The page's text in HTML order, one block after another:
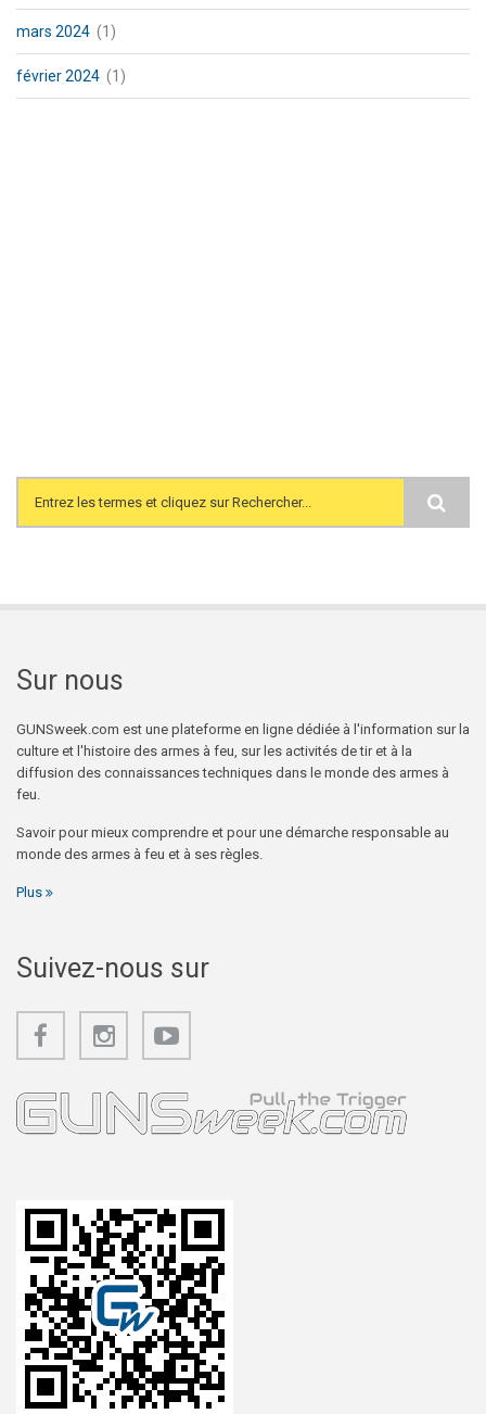
mars 2024 (1)
février 2024 (1)
Search form
Sur nous
GUNSweek.com est une plateforme en ligne dédiée à l'information sur la
culture et l'histoire des armes à feu, sur les activités de tir et à la
diffusion des connaissances techniques dans le monde des armes à
feu.
Savoir pour mieux comprendre et pour une démarche responsable au
monde des armes à feu et à ses règles.
Plus
Suivez-nous sur